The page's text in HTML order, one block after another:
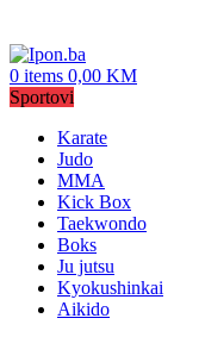
0 items 0,00 KM
Sportovi
Karate
Judo
MMA
Kick Box
Taekwondo
Boks
Ju jutsu
Kyokushinkai
Aikido